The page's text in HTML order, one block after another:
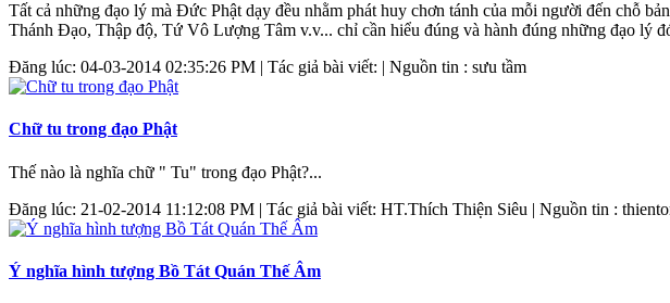
Tất cả những đạo lý mà Đức Phật dạy đều nhằm phát huy chơn tánh của mỗi người đến chỗ
Thánh Đạo, Thập độ, Tứ Vô Lượng Tâm v.v... chỉ cần hiểu đúng và hành đúng những đạo lý
Đăng lúc: 04-03-2014 02:35:26 PM | Tác giả bài viết: | Nguồn tin : sưu tầm
Chữ tu trong đạo Phật
Thế nào là nghĩa chữ " Tu" trong đạo Phật?...
Đăng lúc: 21-02-2014 11:12:08 PM | Tác giả bài viết: HT.Thích Thiện Siêu | Nguồn tin :
Ý nghĩa hình tượng Bồ Tát Quán Thế Âm